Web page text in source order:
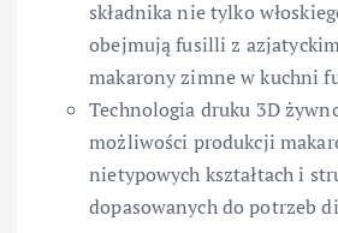
składnika nie tylko
obejmują fusilli z
makarony zimne w kuchni
Technologia druku 3D
możliwości produkcji
nietypowych kształtach i
dopasowanych do potrzeb